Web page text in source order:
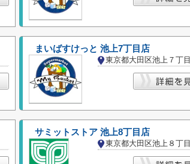
まいばすけっと 池上7丁目店
東京都大田区池上７丁目
サミットストア 池上8丁目店
東京都大田区池上８丁目